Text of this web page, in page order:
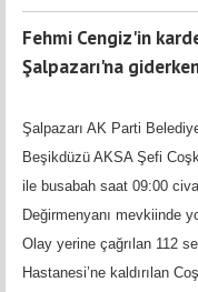
Fehmi Cengiz'in
Şalpazarı'na
Şalpazarı AK Parti
Beşikdüzü AKSA Şefi
ile busabah saat 09:00
Değirmenyanı mevkiinde
Olay yerine çağrılan 112
Hastanesi’ne kaldırılan